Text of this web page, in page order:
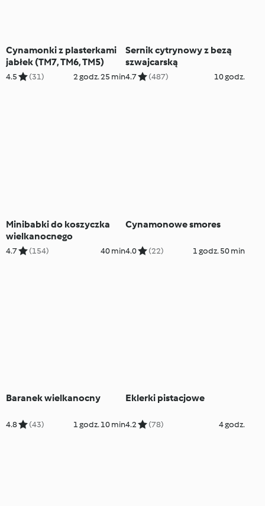
Cynamonki z plasterkami
jabłek (TM7, TM6, TM5)
4.5 (31) 2 godz. 25 min
Sernik cytrynowy z bezą
szwajcarską
4.7 (487) 10 godz.
Minibabki do koszyczka
wielkanocnego
4.7 (154) 40 min
Cynamonowe smores
4.0 (22) 1 godz. 50 min
Baranek wielkanocny
4.8 (43) 1 godz. 10 min
Eklerki pistacjowe
4.2 (78) 4 godz.